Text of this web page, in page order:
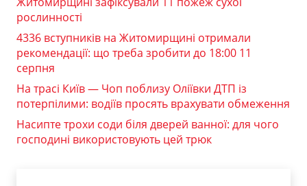
рослинності
4336 вступників на Житомирщині отримали
рекомендації: що треба зробити до 18:00 11
серпня
На трасі Київ — Чоп поблизу Оліївки ДТП із
потерпілими: водіїв просять врахувати обмеження
Насипте трохи соди біля дверей ванної: для чого
господині використовують цей трюк